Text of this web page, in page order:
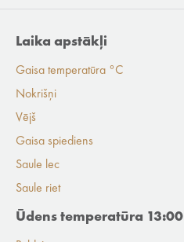
Laika apstākļi
Gaisa temperatūra °C
Nokrišņi
Vējš
Gaisa spiediens
Saule lec
Saule riet
Ūdens temperatūra 13:00